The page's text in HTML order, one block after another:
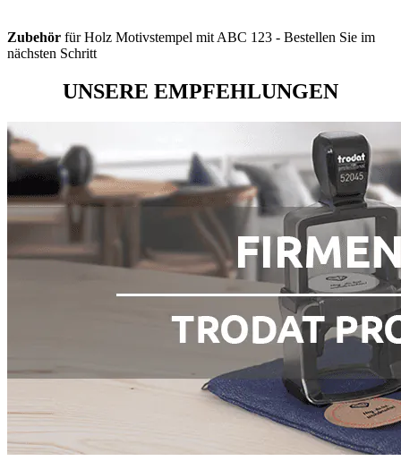
Zubehör für Holz Motivstempel mit ABC 123 - Bestellen Sie im
nächsten Schritt
UNSERE EMPFEHLUNGEN